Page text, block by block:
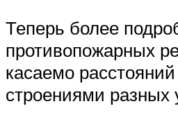
Теперь более
противопожарных
касаемо
строениями разных